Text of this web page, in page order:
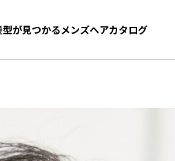
が見つかるメンズヘアカタログ
が見つかるメンズヘアカタログ